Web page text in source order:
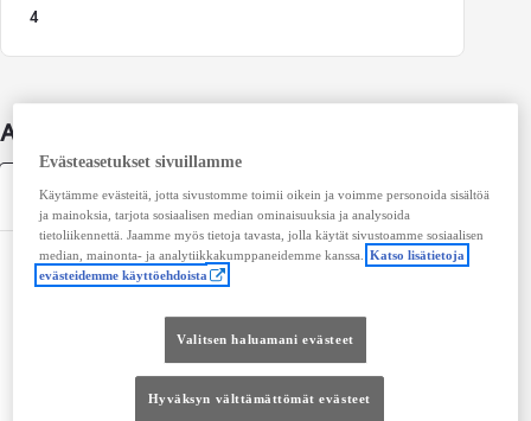
4
Auton lisätiedot
Tekniset tiedot
Mitat ja tilavuus
Tavaratilan tilavuus
Evästeasetukset sivuillamme
Käytämme evästeitä, jotta sivustomme toimii oikein ja voimme personoida sisältöä
ja mainoksia, tarjota sosiaalisen median ominaisuuksia ja analysoida
tietoliikennettä. Jaamme myös tietoja tavasta, jolla käytät sivustoamme sosiaalisen
median, mainonta- ja analytiikkakumppaneidemme kanssa.
Katso lisätietoja
evästeidemme käyttöehdoista
Valitsen haluamani evästeet
Hyväksyn välttämättömät evästeet